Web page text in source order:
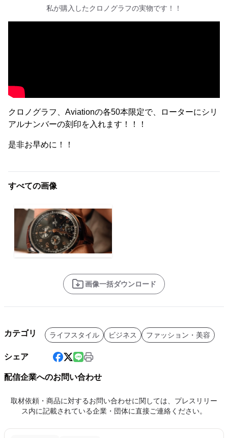
私が購入したクロノグラフの実物です！！
クロノグラフ、Aviationの各50本限定で、ローターにシリ
アルナンバーの刻印を入れます！！！
是非お早めに！！
すべての画像
画像一括ダウンロード
カテゴリ ライフスタイル ビジネス ファッション・美容
シェア
配信企業へのお問い合わせ
取材依頼・商品に対するお問い合わせに関しては、プレスリリー
ス内に記載されている企業・団体に直接ご連絡ください。